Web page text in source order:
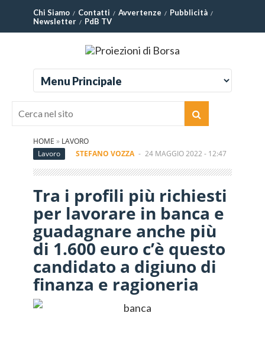
Chi Siamo Contatti Avvertenze
Pubblicità
Newsletter
PdB TV
HOME » LAVORO
Lavoro
STEFANO VOZZA - 24 MAGGIO 2022 - 12:47
Tra i profili più richiesti
per lavorare in banca e
guadagnare anche più
di 1.600 euro c’è questo
candidato a digiuno di
finanza e ragioneria